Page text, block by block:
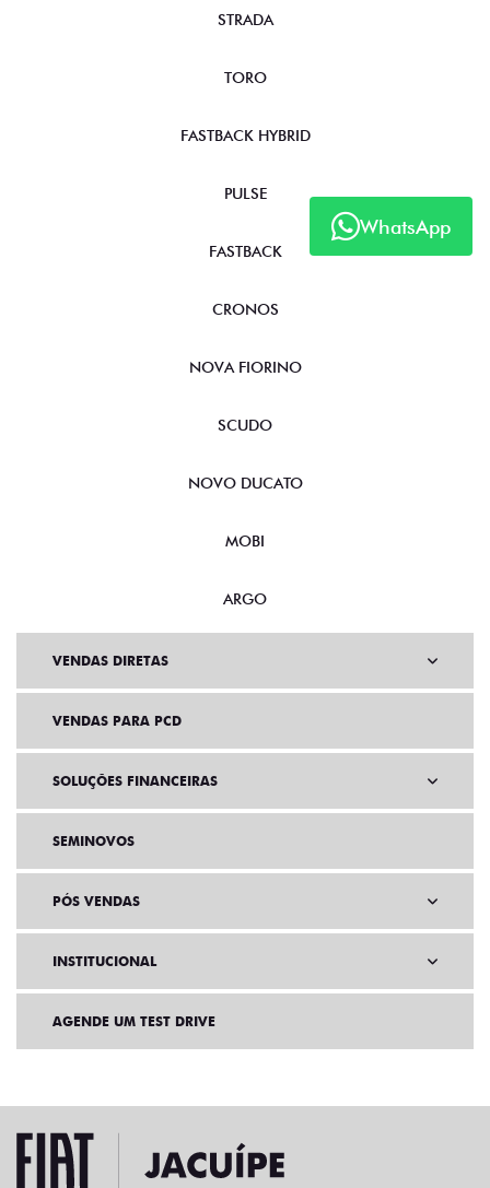
WhatsApp
STRADA
TORO
FASTBACK HYBRID
PULSE
FASTBACK
CRONOS
NOVA FIORINO
SCUDO
NOVO DUCATO
MOBI
ARGO
VENDAS DIRETAS
VENDAS PARA PCD
SOLUÇÕES FINANCEIRAS
SEMINOVOS
PÓS VENDAS
INSTITUCIONAL
AGENDE UM TEST DRIVE